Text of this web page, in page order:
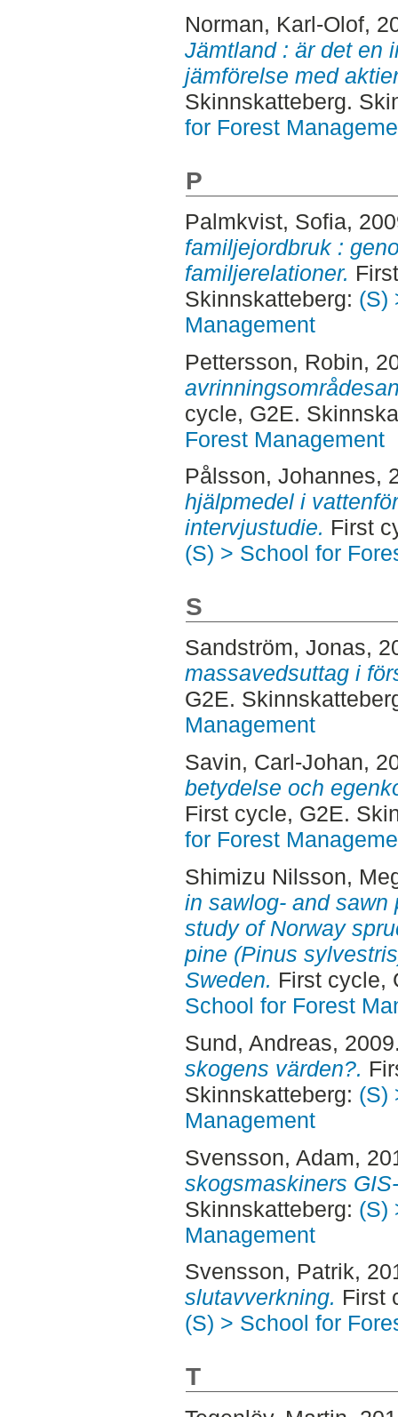
Norman, Karl-Olof,
Jämtland : är det en
jämförelse med
Skinnskatteberg.
for Forest
P
Palmkvist, Sofia,
familjejordbruk :
familjerelationer.
Skinnskatteberg: (S)
Management
Pettersson, Robin,
cycle, G2E.
Forest Management
Pålsson, Johannes,
hjälpmedel i
intervjustudie. First
(S) > School for
S
Sandström, Jonas,
massavedsuttag i
G2E.
Management
Savin, Carl-Johan,
betydelse och
First cycle, G2E.
for Forest
Shimizu Nilsson,
in sawlog- and sawn
study of Norway
pine (Pinus
Sweden. First cycle,
School for Forest
Sund, Andreas,
skogens värden?.
Skinnskatteberg: (S)
Management
Svensson, Adam,
skogsmaskiners
Skinnskatteberg: (S)
Management
Svensson, Patrik,
slutavverkning. First
(S) > School for
T